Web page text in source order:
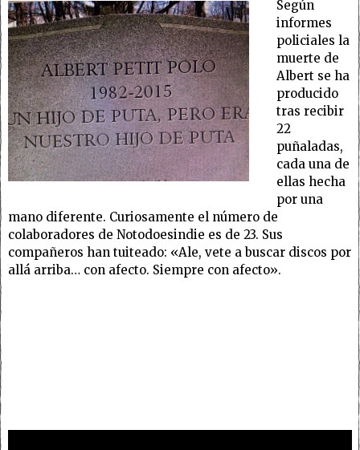
Según
informes
policiales la
muerte de
Albert se ha
producido
tras recibir
22
puñaladas,
cada una de
ellas hecha
por una
mano diferente. Curiosamente el número de
colaboradores de Notodoesindie es de 23. Sus
compañeros han tuiteado: «Ale, vete a buscar discos por
allá arriba… con afecto. Siempre con afecto».